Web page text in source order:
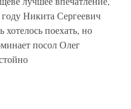
Никита Сергеевич
поехать, но
посол Олег